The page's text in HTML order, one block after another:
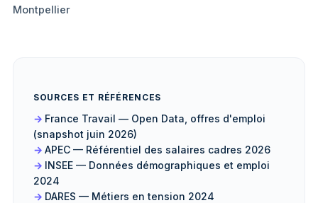
Montpellier
SOURCES ET RÉFÉRENCES
France Travail — Open Data, offres d'emploi
(snapshot juin 2026)
APEC — Référentiel des salaires cadres 2026
INSEE — Données démographiques et emploi
2024
DARES — Métiers en tension 2024